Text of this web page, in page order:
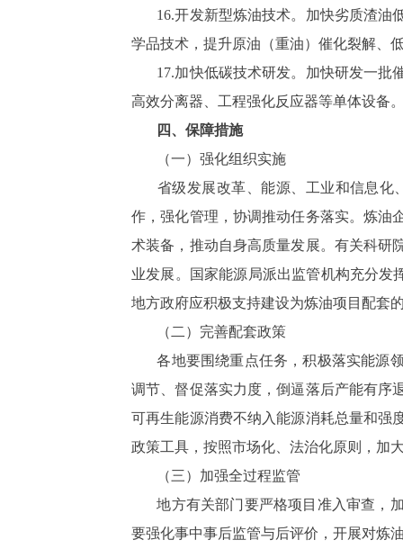
16.开发新型炼油技术。加快劣质渣油
学品技术，提升原油（重油）催化裂解、
17.加快低碳技术研发。加快研发一批
高效分离器、工程强化反应器等单体设备
四、保障措施
（一）强化组织实施
省级发展改革、能源、工业和信息化
作，强化管理，协调推动任务落实。炼油
术装备，推动自身高质量发展。有关科研
业发展。国家能源局派出监管机构充分发
地方政府应积极支持建设为炼油项目配套
（二）完善配套政策
各地要围绕重点任务，积极落实能源
调节、督促落实力度，倒逼落后产能有序
可再生能源消费不纳入能源消耗总量和强
政策工具，按照市场化、法治化原则，加
（三）加强全过程监管
地方有关部门要严格项目准入审查，
要强化事中事后监管与后评价，开展对炼